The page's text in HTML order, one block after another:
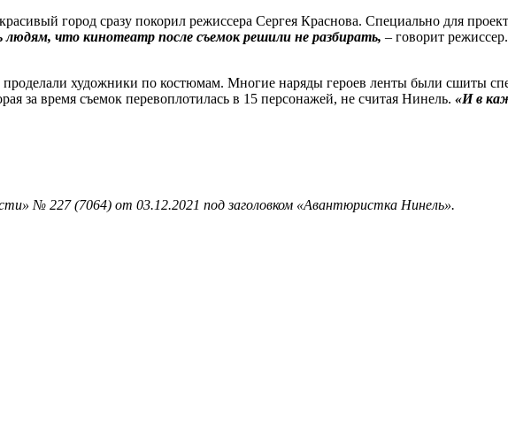
город сразу покорил режиссера Сергея Краснова. Специально для
людям, что кинотеатр после съемок решили не разбирать, – говорит
художники по костюмам. Многие наряды героев ленты были сшиты
за время съемок перевоплотилась в 15 персонажей, не считая Нинель. «И в
№ 227 (7064) от 03.12.2021 под заголовком «Авантюристка Нинель».